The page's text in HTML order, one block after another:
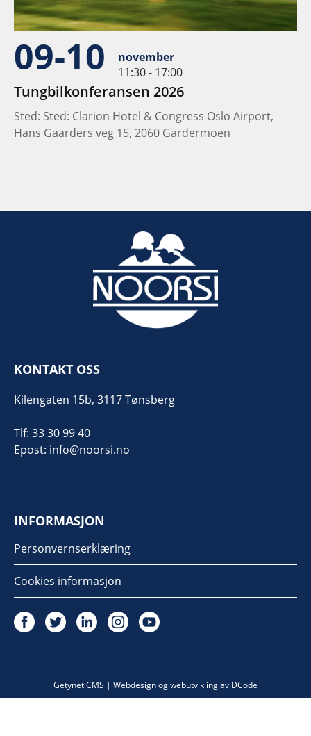
09-10
november
11:30 - 17:00
Tungbilkonferansen 2026
Sted: Sted: Clarion Hotel & Congress Oslo Airport,
Hans Gaarders veg 15, 2060 Gardermoen
KONTAKT OSS
Kilengaten 15b, 3117 Tønsberg
Tlf: 33 30 99 40
Epost: info@noorsi.no
INFORMASJON
Personvernserklæring
Cookies informasjon
Getynet CMS | Webdesign og webutvikling av DCode